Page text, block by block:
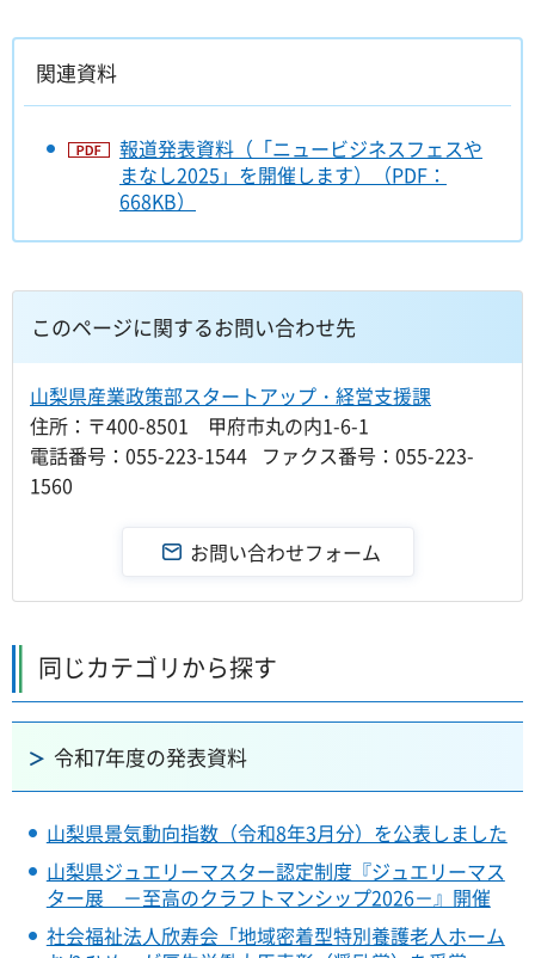
関連資料
報道発表資料（「ニュービジネスフェスや
まなし2025」を開催します）（PDF：
668KB）
このページに関するお問い合わせ先
山梨県産業政策部スタートアップ・経営支援課
住所：〒400-8501 甲府市丸の内1-6-1
電話番号：055-223-1544 ファクス番号：055-223-
1560
同じカテゴリから探す
令和7年度の発表資料
山梨県景気動向指数（令和8年3月分）を公表しました
山梨県ジュエリーマスター認定制度『ジュエリーマス
ター展 －至高のクラフトマンシップ2026－』開催
社会福祉法人欣寿会「地域密着型特別養護老人ホーム